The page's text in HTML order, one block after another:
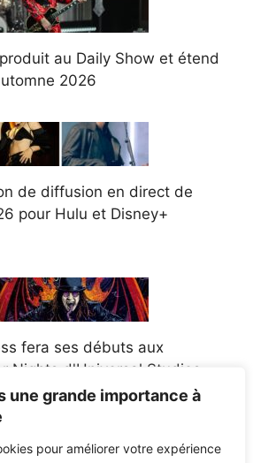
une grande importance à
pour améliorer votre expérience
au Daily Show et étend
2026
de diffusion en direct de
pour Hulu et Disney+
fera ses débuts aux
Nights d'Universal Studios